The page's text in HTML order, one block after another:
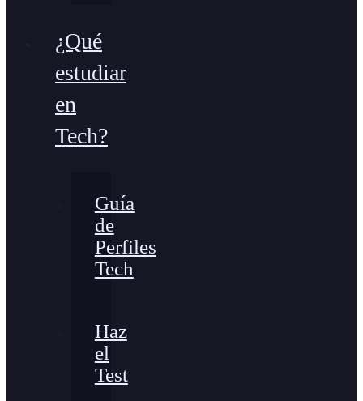
¿Qué
estudiar
en
Tech?
Guía
de
Perfiles
Tech
Haz
el
Test